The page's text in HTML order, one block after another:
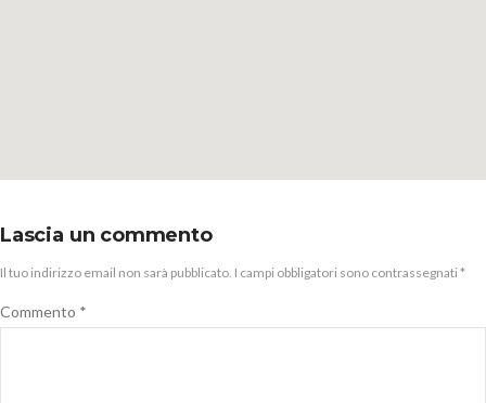
Lascia un commento
Il tuo indirizzo email non sarà pubblicato. I campi obbligatori sono contrassegnati *
Commento *